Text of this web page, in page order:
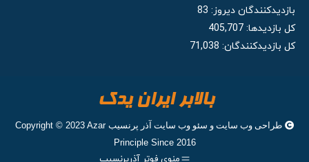
بازدیدکنندگان دیروز: 83
کل بازدیدها: 405,707
کل بازدیدکنند‌گان: 71,038
طراحی وب سایت و سئو وب سایت آذر پرنسیب Copyright © 2023 Azar
Principle Since 2016